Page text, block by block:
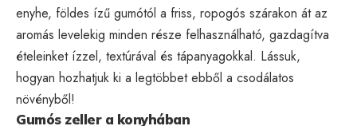
enyhe, földes ízű gumótól a friss, ropogós szárakon át az
aromás levelekig minden része felhasználható, gazdagítva
ételeinket ízzel, textúrával és tápanyagokkal. Lássuk,
hogyan hozhatjuk ki a legtöbbet ebből a csodálatos
növényből!
Gumós zeller a konyhában